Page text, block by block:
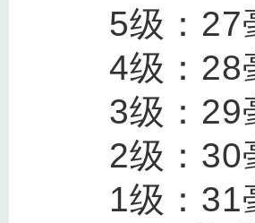
5级：27
4级：28
3级：29
2级：30
1级：31